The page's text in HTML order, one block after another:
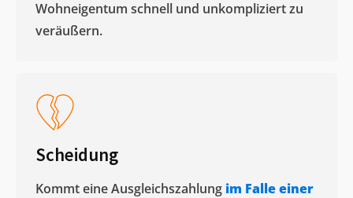
Wohneigentum schnell und unkompliziert zu
veräußern. ​
Scheidung
Kommt eine Ausgleichszahlung im Falle einer